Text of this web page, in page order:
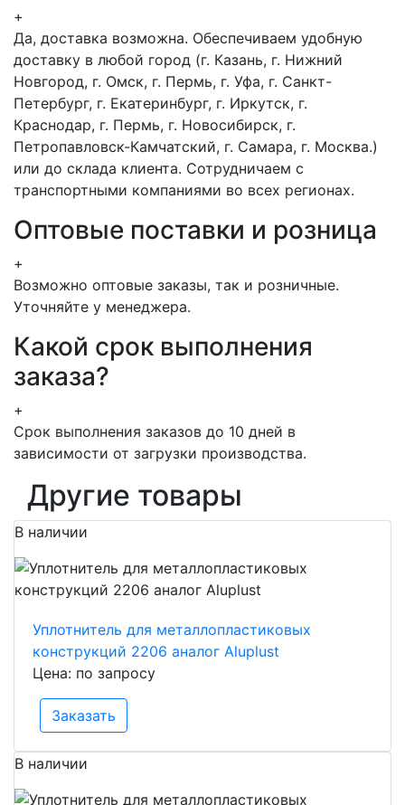
+
Да, доставка возможна. Обеспечиваем удобную
доставку в любой город (г. Казань, г. Нижний
Новгород, г. Омск, г. Пермь, г. Уфа, г. Санкт-
Петербург, г. Екатеринбург, г. Иркутск, г.
Краснодар, г. Пермь, г. Новосибирск, г.
Петропавловск-Камчатский, г. Самара, г. Москва.)
или до склада клиента. Сотрудничаем с
транспортными компаниями во всех регионах.
Оптовые поставки и розница
+
Возможно оптовые заказы, так и розничные.
Уточняйте у менеджера.
Какой срок выполнения
заказа?
+
Срок выполнения заказов до 10 дней в
зависимости от загрузки производства.
Другие товары
В наличии
Уплотнитель для металлопластиковых
конструкций 2206 аналог Aluplust
Цена: по запросу
Заказать
В наличии